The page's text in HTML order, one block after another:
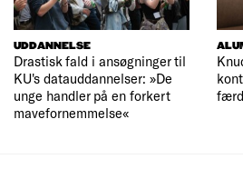
UDDANNELSE
Drastisk fald i ansøgninger til
KU's datauddannelser: »De
unge handler på en forkert
mavefornemmelse«